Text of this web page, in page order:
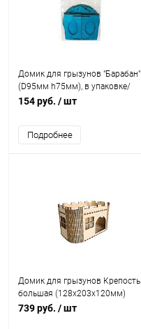
Домик для грызунов "Барабан"
(D95мм h75мм), в упаковке/
разборный, деревянный
154 руб. / шт
Подробнее
Домик для грызунов Крепость
большая (128х203х120мм)
739 руб. / шт